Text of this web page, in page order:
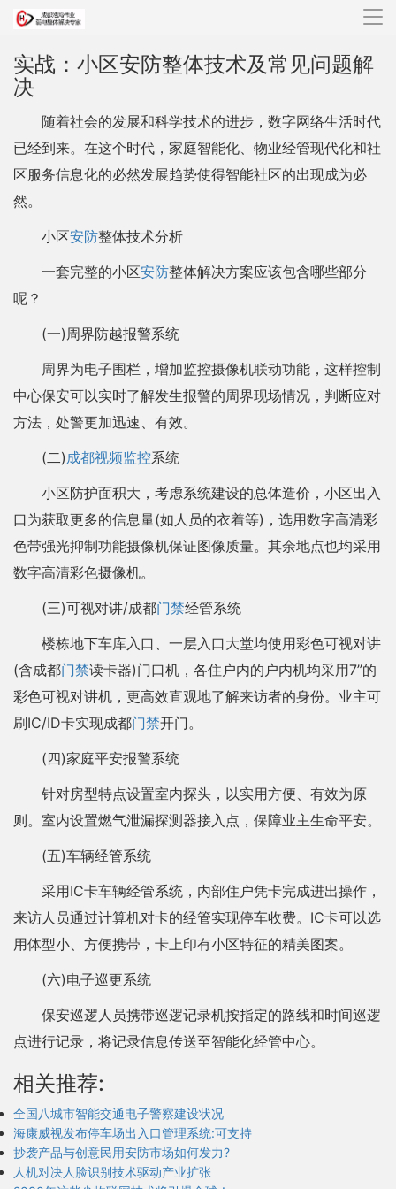
导
实战：小区安防整体技术及常见问题解
决
随着社会的发展和科学技术的进步，数字网络生活时代
已经到来。在这个时代，家庭智能化、物业经管现代化和社
区服务信息化的必然发展趋势使得智能社区的出现成为必
然。
小区安防整体技术分析
一套完整的小区安防整体解决方案应该包含哪些部分
呢？
(一)周界防越报警系统
周界为电子围栏，增加监控摄像机联动功能，这样控制
中心保安可以实时了解发生报警的周界现场情况，判断应对
方法，处警更加迅速、有效。
(二)成都视频监控系统
小区防护面积大，考虑系统建设的总体造价，小区出入
口为获取更多的信息量(如人员的衣着等)，选用数字高清彩
色带强光抑制功能摄像机保证图像质量。其余地点也均采用
数字高清彩色摄像机。
(三)可视对讲/成都门禁经管系统
楼栋地下车库入口、一层入口大堂均使用彩色可视对讲
(含成都门禁读卡器)门口机，各住户内的户内机均采用7”的
彩色可视对讲机，更高效直观地了解来访者的身份。业主可
刷IC/ID卡实现成都门禁开门。
(四)家庭平安报警系统
针对房型特点设置室内探头，以实用方便、有效为原
则。室内设置燃气泄漏探测器接入点，保障业主生命平安。
(五)车辆经管系统
采用IC卡车辆经管系统，内部住户凭卡完成进出操作，
来访人员通过计算机对卡的经管实现停车收费。IC卡可以选
用体型小、方便携带，卡上印有小区特征的精美图案。
(六)电子巡更系统
保安巡逻人员携带巡逻记录机按指定的路线和时间巡逻
点进行记录，将记录信息传送至智能化经管中心。
相关推荐:
全国八城市智能交通电子警察建设状况
海康威视发布停车场出入口管理系统:可支持
抄袭产品与创意民用安防市场如何发力?
人机对决人脸识别技术驱动产业扩张